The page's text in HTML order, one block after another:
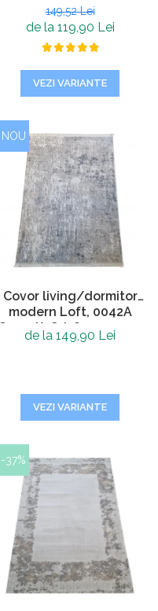
149,52 Lei
de la 119,90 Lei
VEZI VARIANTE
NOU
Covor living/dormitor
modern Loft, 0042A
Crem/A.Gri, 80 x 150 cm
de la 149,90 Lei
VEZI VARIANTE
-37%